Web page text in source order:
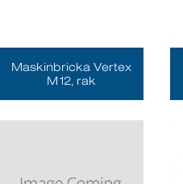
Maskinbricka Vertex
M12, rak